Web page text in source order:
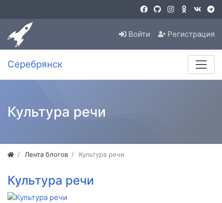
Войти Регистрация
Серебрянск
Культура речи
Лента блогов Культура речи
Культура речи